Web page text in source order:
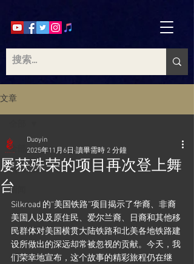
文章
全部
演出信息
新闻
屡获殊荣的项目再次登上舞
台
Duoyin
2025年11月6日 讀畢需時 2 分鐘
Silkroad 的“美国铁路”项目揭示了华裔、非裔
美国人以及原住民、爱尔兰裔、日裔和其他移
民群体对美国横贯大陆铁路和北美各地铁路建
设所做出的深远却常被忽视的贡献。今天，我
们荣幸地宣布，这个故事的精彩旅程仍在继